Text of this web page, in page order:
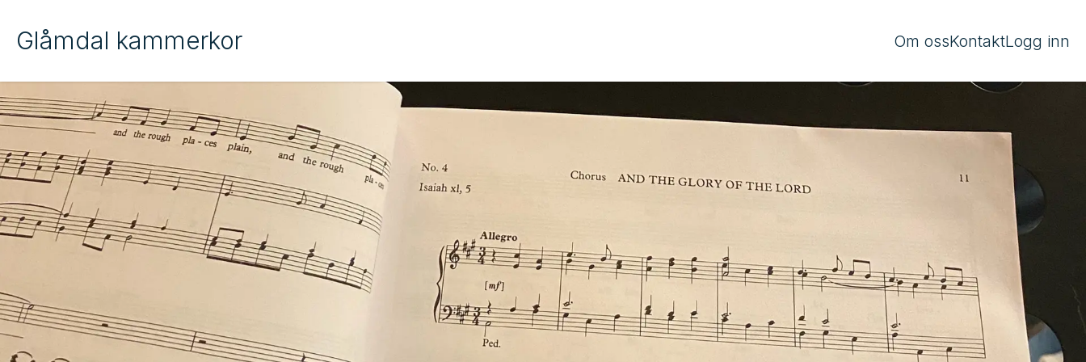
Glåmdal kammerkor Om ossKontaktLogg inn